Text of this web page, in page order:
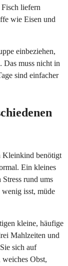
liefern
wie Eisen und
einbeziehen,
Das muss nicht in
sind einfacher
Kleinkind benötigt
Ein kleines
rund ums
wenig isst, müde
kleine, häufige
Mahlzeiten und
sich auf
Obst,